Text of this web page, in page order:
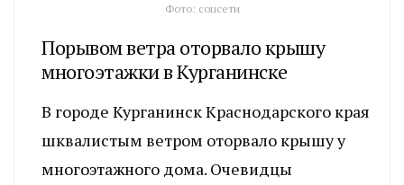
Фото: соцсети
Порывом ветра оторвало крышу
многоэтажки в Курганинске
В городе Курганинск Краснодарского края
шквалистым ветром оторвало крышу у
многоэтажного дома. Очевидцы